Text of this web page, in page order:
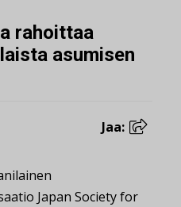
rahoittaa
asumisen
Jaa:
Japan Society for